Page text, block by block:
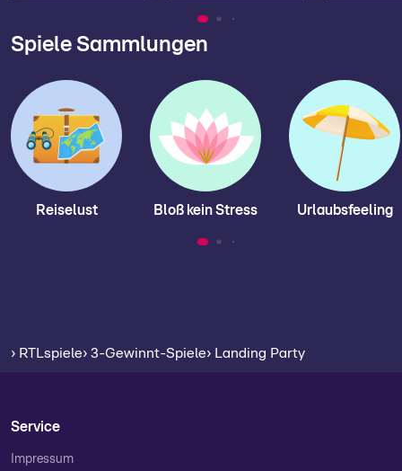
Spiele Sammlungen
Reiselust Bloß kein Stress Urlaubsfeeling
› RTLspiele› 3-Gewinnt-Spiele› Landing Party
Service
Impressum